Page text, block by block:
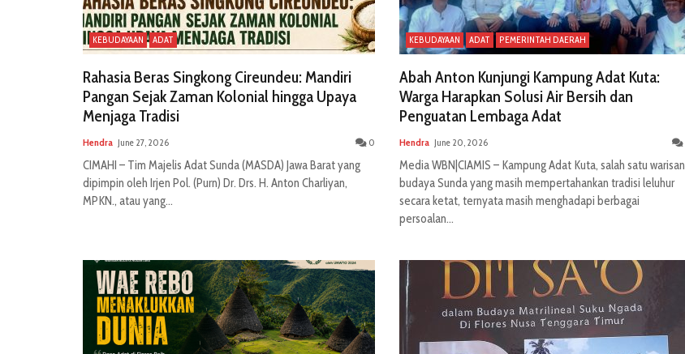
KEBUDAYAAN ADAT
Rahasia Beras Singkong Cireundeu: Mandiri
Pangan Sejak Zaman Kolonial hingga Upaya
Menjaga Tradisi
Hendra June 27, 2026 0
CIMAHI – Tim Majelis Adat Sunda (MASDA) Jawa Barat yang
dipimpin oleh Irjen Pol. (Purn) Dr. Drs. H. Anton Charliyan,
MPKN., atau yang...
KEBUDAYAAN ADAT PEMERINTAH DAERAH
Abah Anton Kunjungi Kampung Adat Kuta:
Warga Harapkan Solusi Air Bersih dan
Penguatan Lembaga Adat
Hendra June 20, 2026
Media WBN|CIAMIS – Kampung Adat Kuta, salah satu warisan
budaya Sunda yang masih mempertahankan tradisi leluhur
secara ketat, ternyata masih menghadapi berbagai
persoalan...